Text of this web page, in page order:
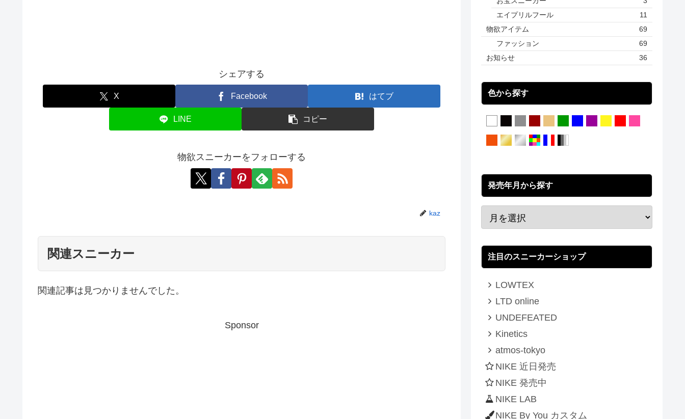
シェアする
X Facebook はてブ
LINE コピー
物欲スニーカーをフォローする
kaz
関連スニーカー
関連記事は見つかりませんでした。
Sponsor
エイプリルフール
11
物欲アイテム
69
ファッション
69
お知らせ
36
色から探す
発売年月から探す
注目のスニーカーショップ
LOWTEX
LTD online
UNDEFEATED
Kinetics
atmos-tokyo
NIKE 近日発売
NIKE 発売中
NIKE LAB
NIKE By You カスタム